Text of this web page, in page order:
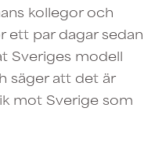
kollegor och
ett par dagar sedan
Sveriges modell
säger att det är
mot Sverige som